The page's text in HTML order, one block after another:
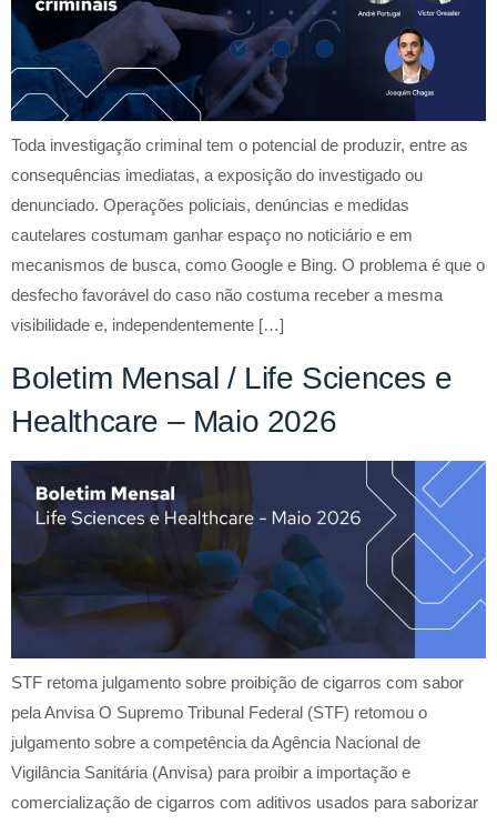
Toda investigação criminal tem o potencial de produzir, entre as
consequências imediatas, a exposição do investigado ou
denunciado. Operações policiais, denúncias e medidas
cautelares costumam ganhar espaço no noticiário e em
mecanismos de busca, como Google e Bing. O problema é que o
desfecho favorável do caso não costuma receber a mesma
visibilidade e, independentemente […]
Boletim Mensal / Life Sciences e
Healthcare – Maio 2026
STF retoma julgamento sobre proibição de cigarros com sabor
pela Anvisa O Supremo Tribunal Federal (STF) retomou o
julgamento sobre a competência da Agência Nacional de
Vigilância Sanitária (Anvisa) para proibir a importação e
comercialização de cigarros com aditivos usados para saborizar